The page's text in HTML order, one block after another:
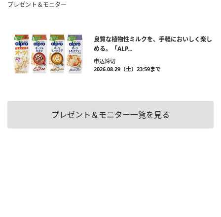
プレゼント＆モニター
良質な植物性ミルクを、手軽においしく楽し
める。「ALP...
申込締切
2026.08.29（土）23:59まで
プレゼント＆モニター一覧を見る